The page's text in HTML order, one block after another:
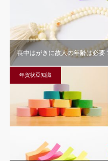
喪中はがきに故人の年齢は必要
年賀状豆知識